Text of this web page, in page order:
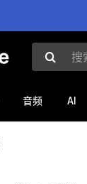
搜索资源
音频 AI